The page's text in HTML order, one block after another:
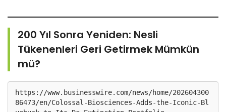
200 Yıl Sonra Yeniden: Nesli
Tükenenleri Geri Getirmek Mümkün
mü?
https://www.businesswire.com/news/home/202604300
86473/en/Colossal-Biosciences-Adds-the-Iconic-Bl